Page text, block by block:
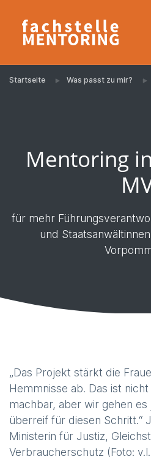
Startseite Was passt zu mir?
Mentoring
für mehr
und
„Das Projekt stärkt die
Hemmnisse ab. Das ist
machbar, aber wir gehen es
überreif für diesen Schritt.“
Ministerin für Justiz,
Verbraucherschutz (Foto: